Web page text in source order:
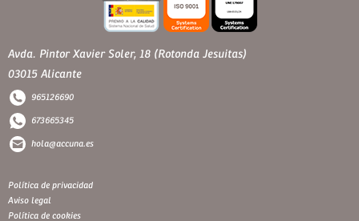
Avda. Pintor Xavier Soler, 18 (Rotonda Jesuitas)
03015 Alicante
965126690
673665345
hola@accuna.es
Política de privacidad
Aviso legal
Política de cookies